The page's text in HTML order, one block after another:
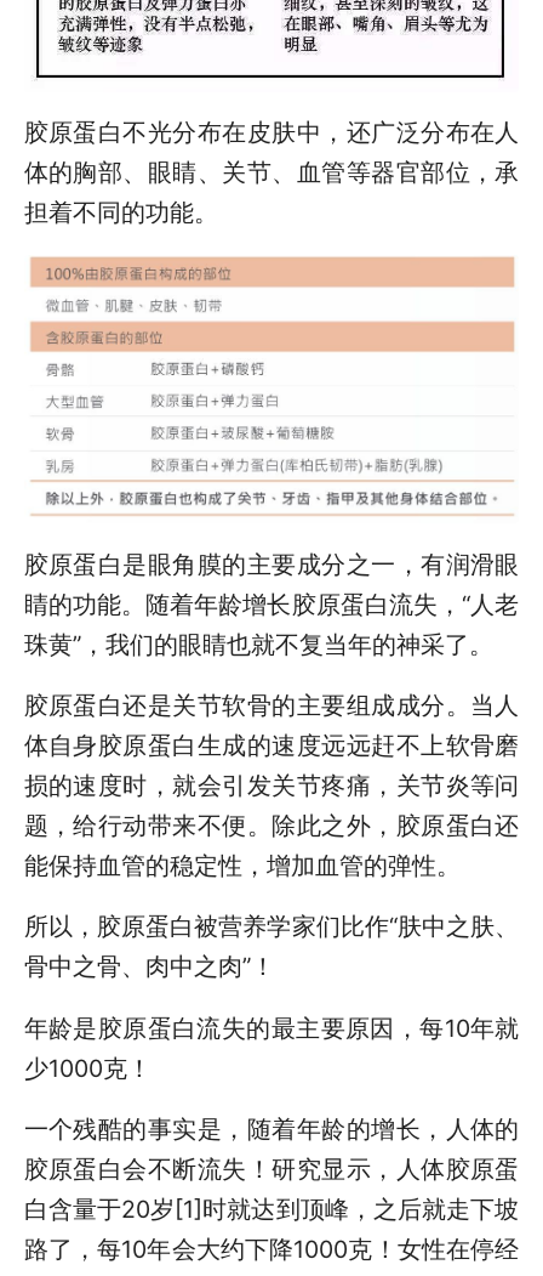
胶原蛋白不光分布在皮肤中，还广泛分布在人
体的胸部、眼睛、关节、血管等器官部位，承
担着不同的功能。
胶原蛋白是眼角膜的主要成分之一，有润滑眼
睛的功能。随着年龄增长胶原蛋白流失，“人老
珠黄”，我们的眼睛也就不复当年的神采了。
胶原蛋白还是关节软骨的主要组成成分。当人
体自身胶原蛋白生成的速度远远赶不上软骨磨
损的速度时，就会引发关节疼痛，关节炎等问
题，给行动带来不便。除此之外，胶原蛋白还
能保持血管的稳定性，增加血管的弹性。
所以，胶原蛋白被营养学家们比作“肤中之肤、
骨中之骨、肉中之肉”！
年龄是胶原蛋白流失的最主要原因，每10年就
少1000克！
一个残酷的事实是，随着年龄的增长，人体的
胶原蛋白会不断流失！研究显示，人体胶原蛋
白含量于20岁[1]时就达到顶峰，之后就走下坡
路了，每10年会大约下降1000克！女性在停经